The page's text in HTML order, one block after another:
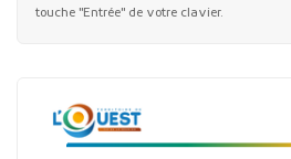
touche "Entrée" de votre clavier.